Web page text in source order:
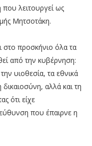
λειτουργεί ως
Μητσοτάκη.
προσκήνιο όλα τα
από την κυβέρνηση:
υιοθεσία, τα εθνικά
αλλά και τη
ότι είχε
που έπαιρνε η